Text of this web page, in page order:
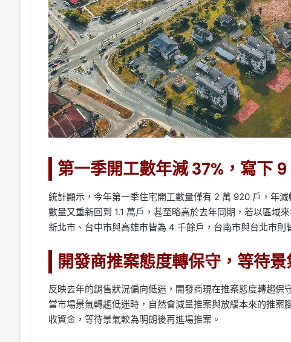
第一季開工數年減 37%，寫下
統計顯示，今年第一季住宅開工數量僅有 2 萬 920 戶，年
數量又重新回到 1.1 萬戶，甚至略高於去年同期，若以區域
新北市、台中市與高雄市皆為 4 千餘戶，台南市與台北市則
開發商推案態度轉保守，等待
反映去年的銷售狀況偏向低迷，開發商現在推案態度轉趨保
當市場景氣轉趨低迷時，自然會減量推案與放緩本來的推
收資金，等待景氣較為明朗後再進場推案。